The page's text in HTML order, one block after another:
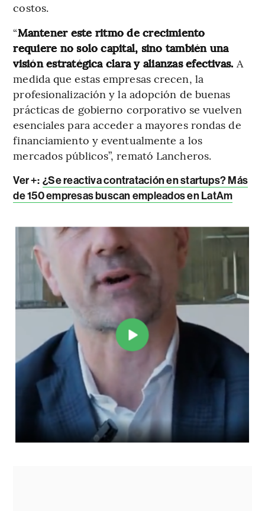
costos.
“Mantener este ritmo de crecimiento
requiere no solo capital, sino también una
visión estratégica clara y alianzas efectivas. A
medida que estas empresas crecen, la
profesionalización y la adopción de buenas
prácticas de gobierno corporativo se vuelven
esenciales para acceder a mayores rondas de
financiamiento y eventualmente a los
mercados públicos”, remató Lancheros.
Ver +: ¿Se reactiva contratación en startups? Más
de 150 empresas buscan empleados en LatAm